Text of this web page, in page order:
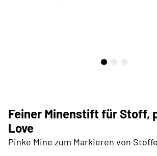
Feiner Minenstift für Stoff,
Love
Pinke Mine zum Markieren von